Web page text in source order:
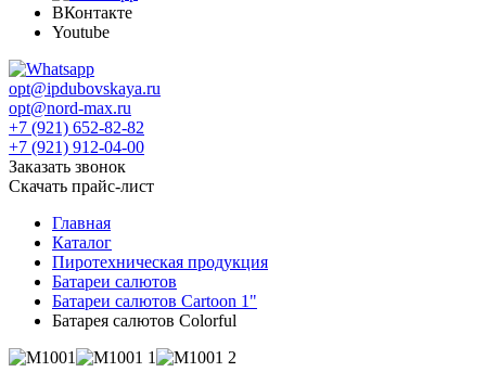
ВКонтакте
Youtube
opt@ipdubovskaya.ru
opt@nord-max.ru
+7 (921) 652-82-82
+7 (921) 912-04-00
Заказать звонок
Скачать прайс-лист
Главная
Каталог
Пиротехническая продукция
Батареи салютов
Батареи салютов Cartoon 1"
Батарея салютов Colorful